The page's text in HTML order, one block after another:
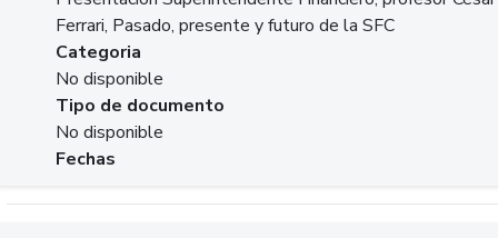
Ferrari, Pasado, presente y futuro de la SFC
Categoria
No disponible
Tipo de documento
No disponible
Fechas